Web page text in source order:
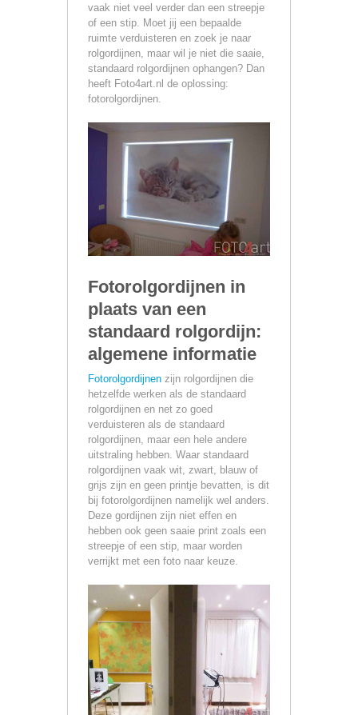
vaak niet veel verder dan een streepje
of een stip. Moet jij een bepaalde
ruimte verduisteren en zoek je naar
rolgordijnen, maar wil je niet die saaie,
standaard rolgordijnen ophangen? Dan
heeft Foto4art.nl de oplossing:
fotorolgordijnen.
Fotorolgordijnen in
plaats van een
standaard rolgordijn:
algemene informatie
Fotorolgordijnen zijn rolgordijnen die
hetzelfde werken als de standaard
rolgordijnen en net zo goed
verduisteren als de standaard
rolgordijnen, maar een hele andere
uitstraling hebben. Waar standaard
rolgordijnen vaak wit, zwart, blauw of
grijs zijn en geen printje bevatten, is dit
bij fotorolgordijnen namelijk wel anders.
Deze gordijnen zijn niet effen en
hebben ook geen saaie print zoals een
streepje of een stip, maar worden
verrijkt met een foto naar keuze.